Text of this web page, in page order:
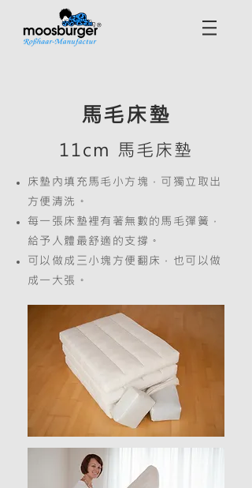
馬毛床墊
11cm 馬毛床墊
床墊內填充馬毛小方塊，可獨立取出
方便清洗。
每一張床墊裡有著無數的馬毛彈簧，
給予人體最舒適的支撐。
可以做成三小塊方便翻床，也可以做
成一大張。